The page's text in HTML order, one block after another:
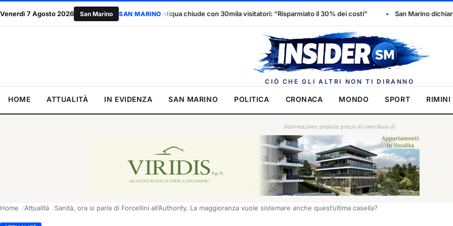
Venerdì 7 Agosto 2026 San Marino SAN MARINO
San Marino Antiqua chiude con 30mila visitatori: “Risparmiato il 30% dei costi” San Marino dichiara l’emergenza idrica:
CIÒ CHE GLI ALTRI NON TI DIRANNO
HOME ATTUALITÀ IN EVIDENZA SAN MARINO POLITICA CRONACA MONDO SPORT RIMINI
Informazione gratuita grazie al contributo di
Home Attualità Sanità, ora si parla di Forcellini all’Authority. La maggioranza vuole sistemare anche quest’ultima casella?